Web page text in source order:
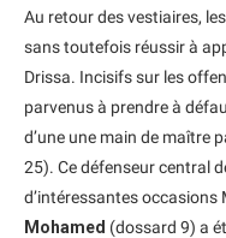
Au retour des vestiaires,
sans toutefois réussir à
Drissa. Incisifs sur les
parvenus à prendre à
d’une une main de maître
25). Ce défenseur central
d’intéressantes occasions
Mohamed (dossard 9) a